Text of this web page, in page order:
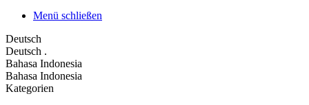
Menü schließen
Deutsch
Deutsch .
Bahasa Indonesia
Bahasa Indonesia
Kategorien